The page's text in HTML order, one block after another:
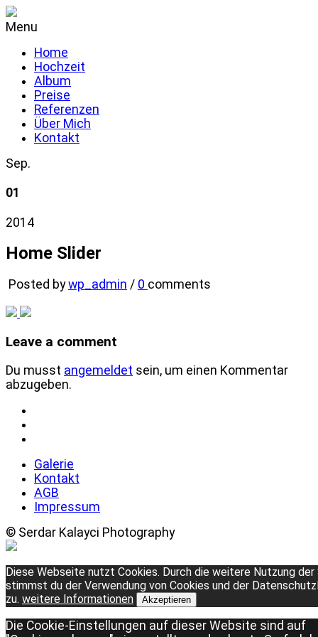
Menu
Home
Hochzeit
Album
Preise
Referenzen
Über Mich
Kontakt
Sep.
01
2014
Home Slider
Posted bywp_admin / 0 comments
Leave a comment
Du musst angemeldet sein, um einen Kommentar
abzugeben.
Galerie
Kontakt
AGB
Impressum
© Serdar Kalayci Photography
Diese Webseite nutzt Cookies. Durch die weitere Nutzung
stimmst du der Verwendung von Cookies und der
zu. weitere Informationen Akzeptieren
Die Cookie-Einstellungen auf dieser Website sind auf